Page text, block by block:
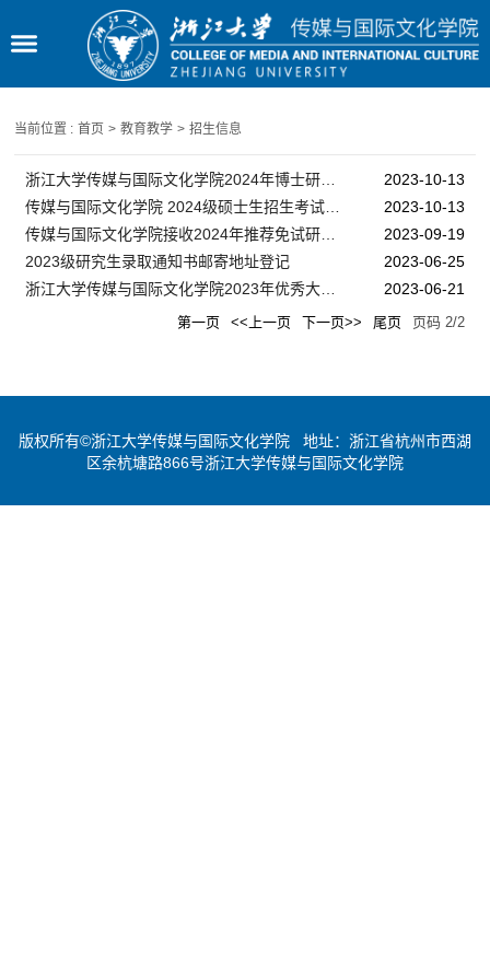
当前位置 : 首页 > 教育教学 > 招生信息
2023-10-13
2023-10-13
2023-09-19
2023级研究生录取通知书邮寄地址登记
2023-06-25
2023-06-21
第一页 <<上一页 下一页>> 尾页 页码 2/2
版权所有©浙江大学传媒与国际文化学院 地址：浙江省杭州市西湖
区余杭塘路866号浙江大学传媒与国际文化学院